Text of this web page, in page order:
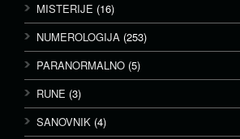
MISTERIJE (16)
NUMEROLOGIJA (253)
PARANORMALNO (5)
RUNE (3)
SANOVNIK (4)